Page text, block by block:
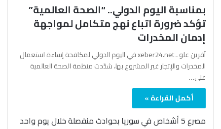
بمناسبة اليوم الدولي.. “الصحة العالمية”
تؤكد ضرورة اتباع نهج متكامل لمواجهة
إدمان المخدرات
آفرين علو ـ xeber24.net في اليوم الدولي لمكافحة إساءة استعمال
المخدرات والإتجار غير المشروع بها، شدّدت منظمة الصحة العالمية
على…
أكمل القراءة »
مصرع 5 أشخاص في سوريا بحوادث منفصلة خلال يوم واحد